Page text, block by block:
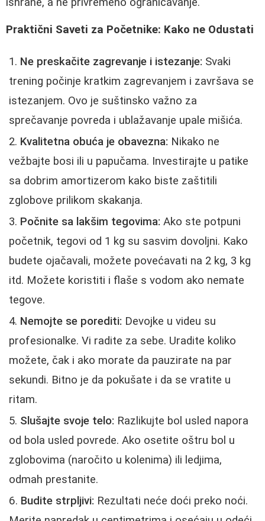
Praktični Saveti za Početnike: Kako ne Odustati
Ne preskačite zagrevanje i istezanje: Svaki
trening počinje kratkim zagrevanjem i završava se
istezanjem. Ovo je suštinsko važno za
sprečavanje povreda i ublažavanje upale mišića.
Kvalitetna obuća je obavezna: Nikako ne
vežbajte bosi ili u papučama. Investirajte u patike
sa dobrim amortizerom kako biste zaštitili
zglobove prilikom skakanja.
Počnite sa lakšim tegovima: Ako ste potpuni
početnik, tegovi od 1 kg su sasvim dovoljni. Kako
budete ojačavali, možete povećavati na 2 kg, 3 kg
itd. Možete koristiti i flaše s vodom ako nemate
tegove.
Nemojte se porediti: Devojke u videu su
profesionalke. Vi radite za sebe. Uradite koliko
možete, čak i ako morate da pauzirate na par
sekundi. Bitno je da pokušate i da se vratite u
ritam.
Slušajte svoje telo: Razlikujte bol usled napora
od bola usled povrede. Ako osetite oštru bol u
zglobovima (naročito u kolenima) ili ledjima,
odmah prestanite.
Budite strpljivi: Rezultati neće doći preko noći.